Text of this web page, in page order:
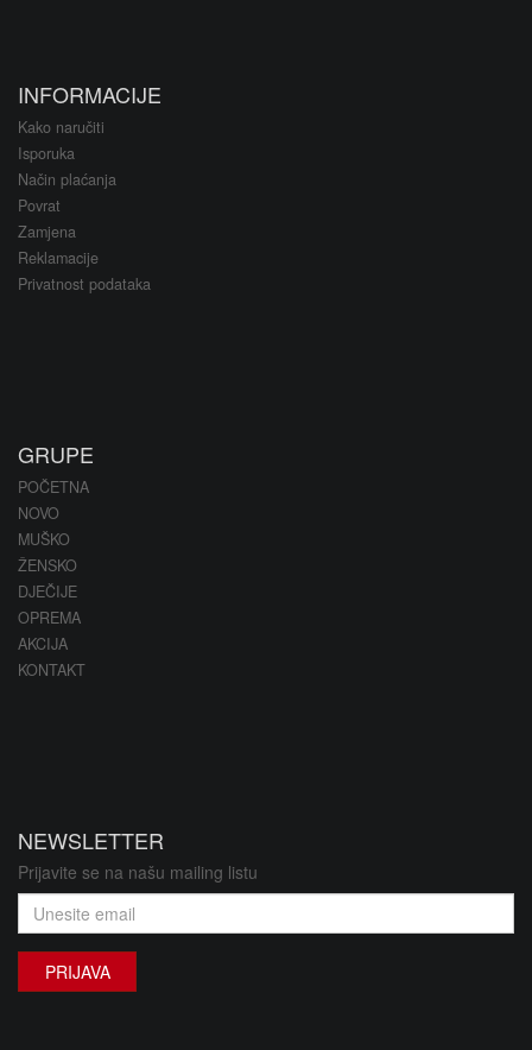
INFORMACIJE
Kako naručiti
Isporuka
Način plaćanja
Povrat
Zamjena
Reklamacije
Privatnost podataka
GRUPE
POČETNA
NOVO
MUŠKO
ŽENSKO
DJEČIJE
OPREMA
AKCIJA
KONTAKT
NEWSLETTER
Prijavite se na našu mailing listu
PRIJAVA